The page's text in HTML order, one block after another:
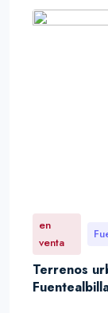
en
venta
Terrenos